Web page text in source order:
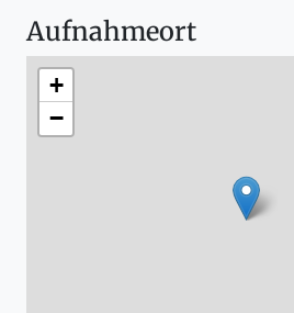
Aufnahmeort
+
−